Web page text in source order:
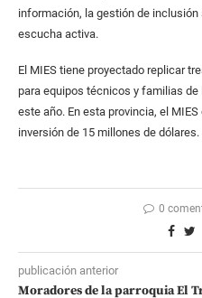
información, la gestión de
escucha activa.
El MIES tiene proyectado replicar
para equipos técnicos y familias
este año. En esta provincia, el
inversión de 15 millones de dólares.
0
publicación anterior
Moradores de la parroquia El